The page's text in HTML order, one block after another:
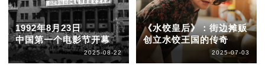
1992年8月23日
中国第一个电影节开幕
2025-08-22
《水饺皇后》：街边摊贩
创立水饺王国的传奇
2025-07-03